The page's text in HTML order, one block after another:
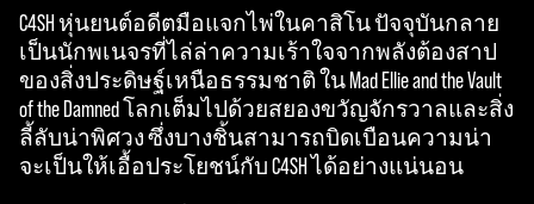
play,
you
agre
e to
YouT
ube'
C4SH หุ่นยนต์อดีตมือแจกไพ่ในคาสิโน ปัจจุบันกลาย
เป็นนักพเนจรที่ไล่ล่าความเร้าใจจากพลังต้องสาป
ของสิ่งประดิษฐ์เหนือธรรมชาติ ใน Mad Ellie and the Vault
of the Damned โลกเต็มไปด้วยสยองขวัญจักรวาลและสิ่ง
ลี้ลับน่าพิศวง ซึ่งบางชิ้นสามารถบิดเบือนความน่า
จะเป็นให้เอื้อประโยชน์กับ C4SH ได้อย่างแน่นอน